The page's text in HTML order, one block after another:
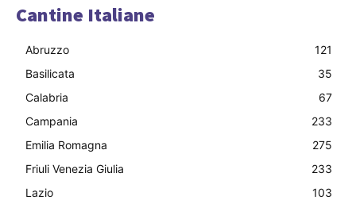
Cantine Italiane
Abruzzo
121
Basilicata
35
Calabria
67
Campania
233
Emilia Romagna
275
Friuli Venezia Giulia
233
Lazio
103